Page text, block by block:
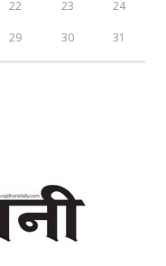
22 23 24
29 30 31